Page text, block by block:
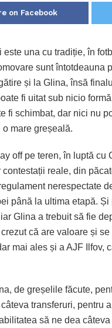
on Facebook
una cu tradiție, în
sunt întotdeauna
și la Glina, însă
fi uitat sub nicio
fi schimbat, dar nici nu
mare greșeală.
off pe teren, în luptă cu
reale, din
nerespectate
până la ultima etapă.
Glina a trebuit să fie
că are valoare și
mai ales și a AJF Ilfov,
de greșelile făcute,
transferuri, pentru
să ne dea